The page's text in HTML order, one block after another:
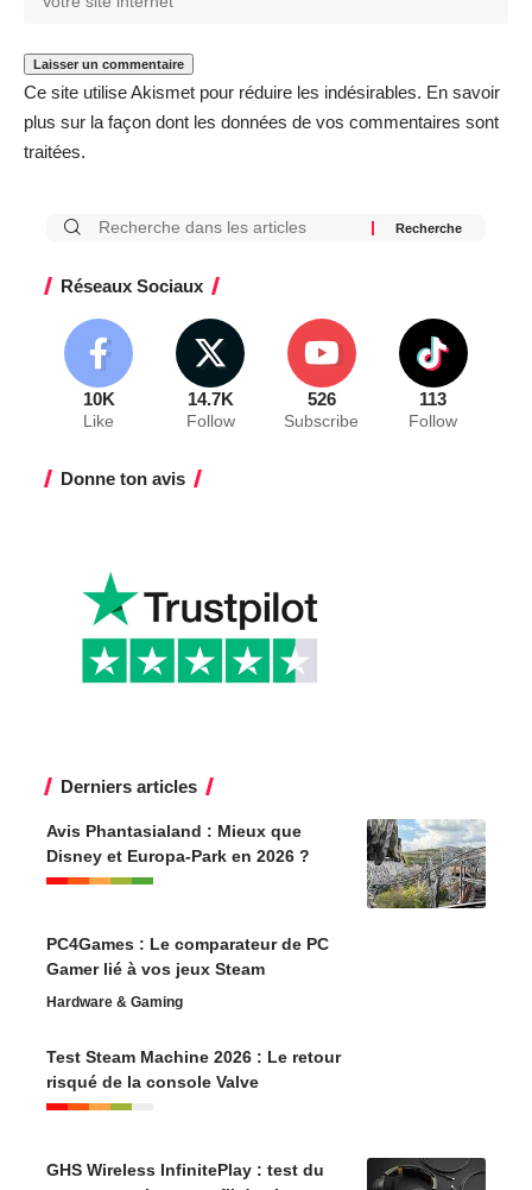
Ce site utilise Akismet pour réduire les indésirables. En savoir
plus sur la façon dont les données de vos commentaires sont
traitées.
Réseaux Sociaux
10K
Like
14.7K
Follow
526
Subscribe
113
Follow
Donne ton avis
Derniers articles
Avis Phantasialand : Mieux que
Disney et Europa-Park en 2026 ?
PC4Games : Le comparateur de PC
Gamer lié à vos jeux Steam
Hardware & Gaming
Test Steam Machine 2026 : Le retour
risqué de la console Valve
GHS Wireless InfinitePlay : test du